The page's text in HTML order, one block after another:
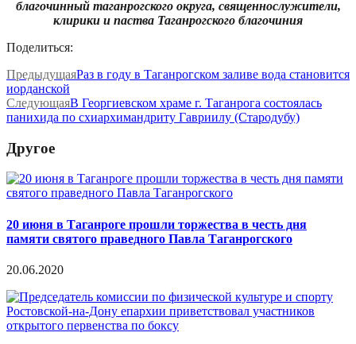
благочинный таганрогского округа, священнослужители,
клирики и паства Таганрогского благочиния
Поделиться:
ПредыдущаяРаз в году в Таганрогском заливе вода становится
иорданской
СледующаяВ Георгиевском храме г. Таганрога состоялась
панихида по схиархимандриту Гавриилу (Стародубу)
Другое
20 июня в Таганроге прошли торжества в честь дня
памяти святого праведного Павла Таганрогского
20.06.2020